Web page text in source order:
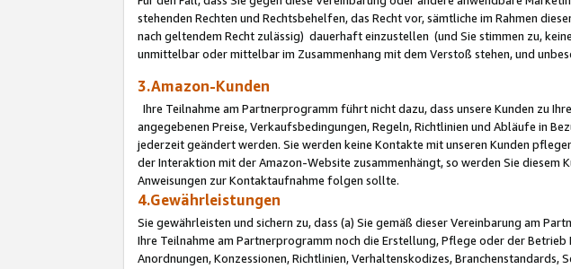
stehenden Rechten und Rechtsbehelfen, das Recht vor, sämtliche im Rahmen
nach geltendem Recht zulässig) dauerhaft einzustellen (und Sie stimmen zu,
unmittelbar oder mittelbar im Zusammenhang mit dem Verstoß stehen, und
3.Amazon-Kunden
Ihre Teilnahme am Partnerprogramm führt nicht dazu, dass unsere Kunden zu
angegebenen Preise, Verkaufsbedingungen, Regeln, Richtlinien und Abläufe in
jederzeit geändert werden. Sie werden keine Kontakte mit unseren Kunden
der Interaktion mit der Amazon-Website zusammenhängt, so werden Sie
Anweisungen zur Kontaktaufnahme folgen sollte.
4.Gewährleistungen
Sie gewährleisten und sichern zu, dass (a) Sie gemäß dieser Vereinbarung am
Ihre Teilnahme am Partnerprogramm noch die Erstellung, Pflege oder der
Anordnungen, Konzessionen, Richtlinien, Verhaltenskodizes,